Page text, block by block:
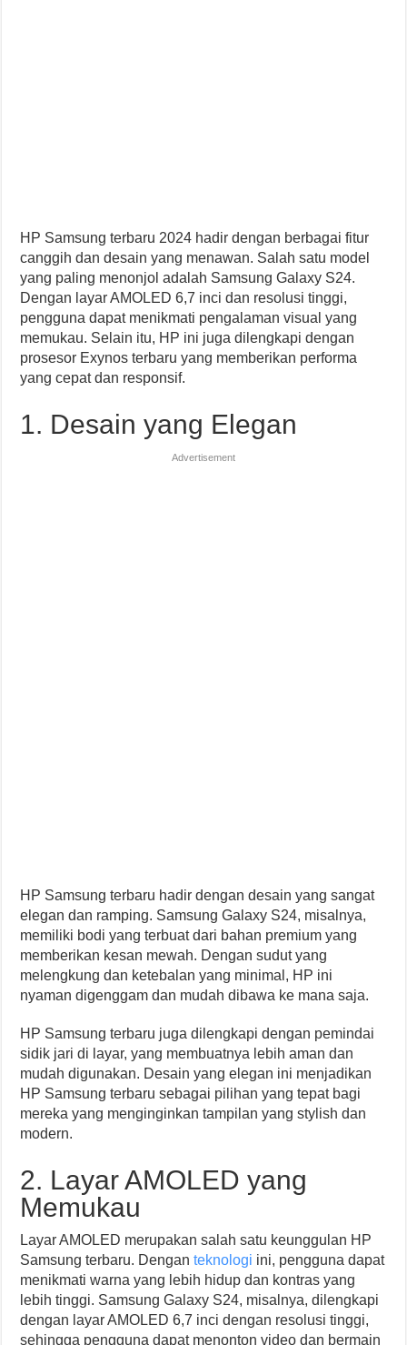
HP Samsung terbaru 2024 hadir dengan berbagai fitur
canggih dan desain yang menawan. Salah satu model
yang paling menonjol adalah Samsung Galaxy S24.
Dengan layar AMOLED 6,7 inci dan resolusi tinggi,
pengguna dapat menikmati pengalaman visual yang
memukau. Selain itu, HP ini juga dilengkapi dengan
prosesor Exynos terbaru yang memberikan performa
yang cepat dan responsif.
1. Desain yang Elegan
Advertisement
HP Samsung terbaru hadir dengan desain yang sangat
elegan dan ramping. Samsung Galaxy S24, misalnya,
memiliki bodi yang terbuat dari bahan premium yang
memberikan kesan mewah. Dengan sudut yang
melengkung dan ketebalan yang minimal, HP ini
nyaman digenggam dan mudah dibawa ke mana saja.
HP Samsung terbaru juga dilengkapi dengan pemindai
sidik jari di layar, yang membuatnya lebih aman dan
mudah digunakan. Desain yang elegan ini menjadikan
HP Samsung terbaru sebagai pilihan yang tepat bagi
mereka yang menginginkan tampilan yang stylish dan
modern.
2. Layar AMOLED yang
Memukau
Layar AMOLED merupakan salah satu keunggulan HP
Samsung terbaru. Denganteknologi ini, pengguna dapat
menikmati warna yang lebih hidup dan kontras yang
lebih tinggi. Samsung Galaxy S24, misalnya, dilengkapi
dengan layar AMOLED 6,7 inci dengan resolusi tinggi,
sehingga pengguna dapat menonton video dan bermain